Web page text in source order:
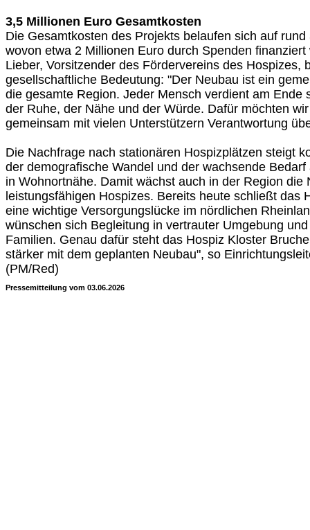
3,5 Millionen Euro Gesamtkosten
Die Gesamtkosten des Projekts belaufen sich auf
wovon etwa 2 Millionen Euro durch Spenden
Lieber, Vorsitzender des Fördervereins des Hospizes,
gesellschaftliche Bedeutung: "Der Neubau ist ein
die gesamte Region. Jeder Mensch verdient am Ende
der Ruhe, der Nähe und der Würde. Dafür möchten
gemeinsam mit vielen Unterstützern Verantwortung
Die Nachfrage nach stationären Hospizplätzen steigt
der demografische Wandel und der wachsende
in Wohnortnähe. Damit wächst auch in der Region die
leistungsfähigen Hospizes. Bereits heute schließt das
eine wichtige Versorgungslücke im nördlichen
wünschen sich Begleitung in vertrauter Umgebung
Familien. Genau dafür steht das Hospiz Kloster
stärker mit dem geplanten Neubau", so
(PM/Red)
Pressemitteilung vom 03.06.2026